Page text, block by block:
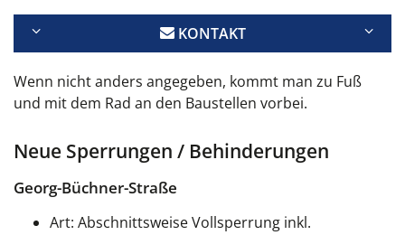
KONTAKT
Wenn nicht anders angegeben, kommt man zu Fuß
und mit dem Rad an den Baustellen vorbei.
Neue Sperrungen / Behinderungen
Georg-Büchner-Straße
Art: Abschnittsweise Vollsperrung inkl.